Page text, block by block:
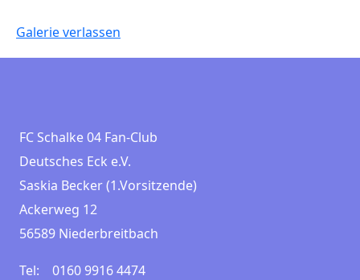
Galerie verlassen
FC Schalke 04 Fan-Club
Deutsches Eck e.V.
Saskia Becker (1.Vorsitzende)
Ackerweg 12
56589 Niederbreitbach
Tel: 0160 9916 4474